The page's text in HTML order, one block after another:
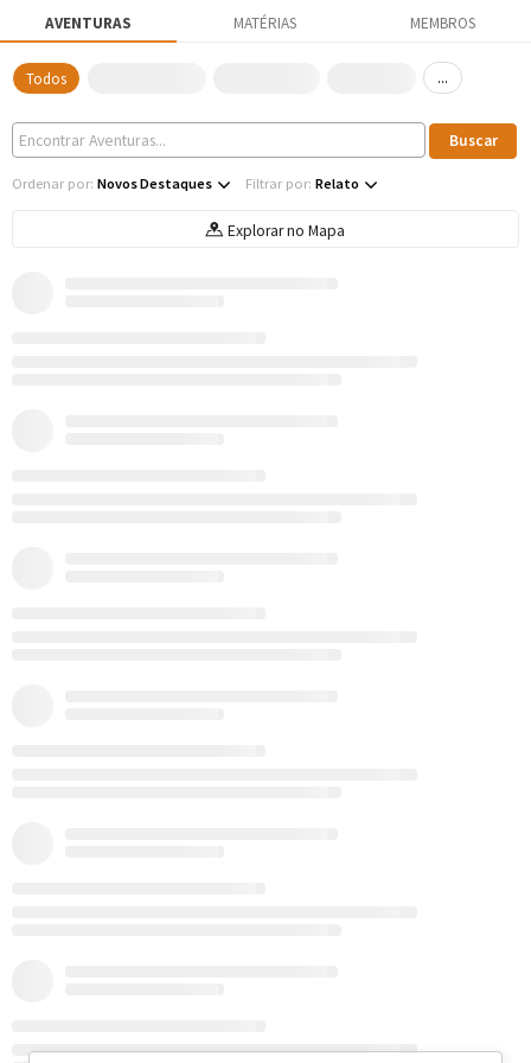
AVENTURAS MATÉRIAS MEMBROS
Todos ...
Ordenar por: Novos Destaques Filtrar por: Relato
Explorar no Mapa